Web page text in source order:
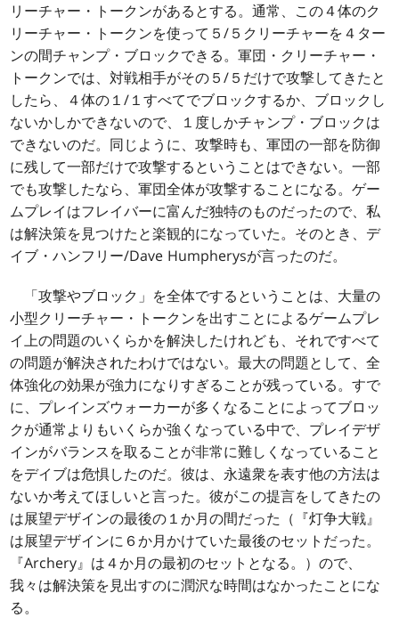
リーチャー・トークンがあるとする。通常、この４体のク
リーチャー・トークンを使って５/５クリーチャーを４ター
ンの間チャンプ・ブロックできる。軍団・クリーチャー・
トークンでは、対戦相手がその５/５だけで攻撃してきたと
したら、４体の１/１すべてでブロックするか、ブロックし
ないかしかできないので、１度しかチャンプ・ブロックは
できないのだ。同じように、攻撃時も、軍団の一部を防御
に残して一部だけで攻撃するということはできない。一部
でも攻撃したなら、軍団全体が攻撃することになる。ゲー
ムプレイはフレイバーに富んだ独特のものだったので、私
は解決策を見つけたと楽観的になっていた。そのとき、デ
イブ・ハンフリー/Dave Humpherysが言ったのだ。
「攻撃やブロック」を全体でするということは、大量の
小型クリーチャー・トークンを出すことによるゲームプレ
イ上の問題のいくらかを解決したけれども、それですべて
の問題が解決されたわけではない。最大の問題として、全
体強化の効果が強力になりすぎることが残っている。すで
に、プレインズウォーカーが多くなることによってブロッ
クが通常よりもいくらか強くなっている中で、プレイデザ
インがバランスを取ることが非常に難しくなっていること
をデイブは危惧したのだ。彼は、永遠衆を表す他の方法は
ないか考えてほしいと言った。彼がこの提言をしてきたの
は展望デザインの最後の１か月の間だった（『灯争大戦』
は展望デザインに６か月かけていた最後のセットだった。
『Archery』は４か月の最初のセットとなる。）ので、
我々は解決策を見出すのに潤沢な時間はなかったことにな
る。